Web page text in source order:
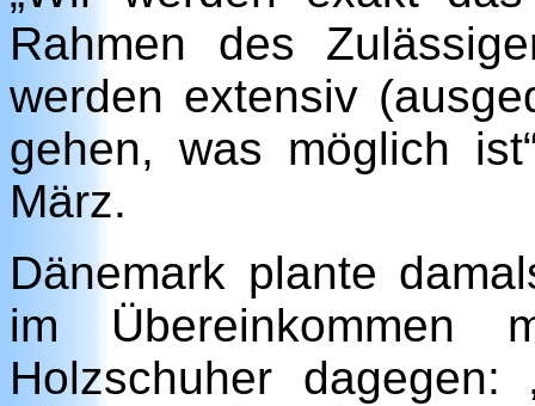
Rahmen des
werden extensiv
gehen, was möglich
März.
Dänemark plante
im Übereinkommen
Holzschuher